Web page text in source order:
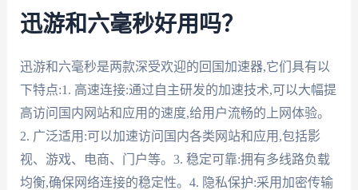
迅游和六毫秒好用吗？
迅游和六毫秒是两款深受欢迎的回国加速器,它们具有以
下特点:1. 高速连接:通过自主研发的加速技术,可以大幅提
高访问国内网站和应用的速度,给用户流畅的上网体验。
2. 广泛适用:可以加速访问国内各类网站和应用,包括影
视、游戏、电商、门户等。3. 稳定可靠:拥有多线路负载
均衡,确保网络连接的稳定性。4. 隐私保护:采用加密传输